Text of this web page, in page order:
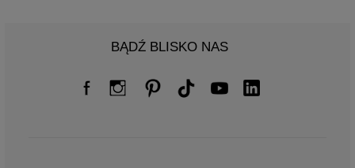
BĄDŹ BLISKO NAS